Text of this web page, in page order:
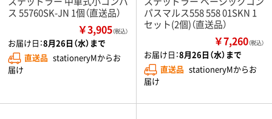
ス 55760SK-JN 1個（直送品）
￥3,905（税込）
お届け日：8月26日（水）まで
直送品 stationeryMからお
届け
パスマルス558 558 01SKN 1
セット(2個)（直送品）
￥7,260（税込）
お届け日：8月26日（水）まで
直送品 stationeryMからお
届け